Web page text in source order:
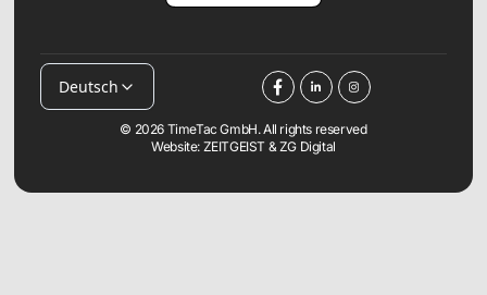
Deutsch
© 2026 TimeTac GmbH. All rights reserved
Website: ZEITGEIST&ZG Digital